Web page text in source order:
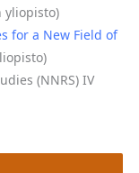
yliopisto)
for a New Field of
(NNRS) IV